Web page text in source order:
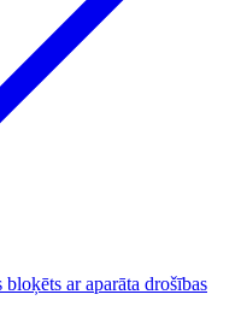
ar aparāta drošības